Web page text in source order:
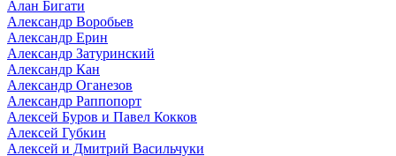
Алан Бигати
Александр Воробьев
Александр Ерин
Александр Затуринский
Александр Кан
Александр Оганезов
Александр Раппопорт
Алексей Буров и Павел Кокков
Алексей Губкин
Алексей и Дмитрий Васильчуки